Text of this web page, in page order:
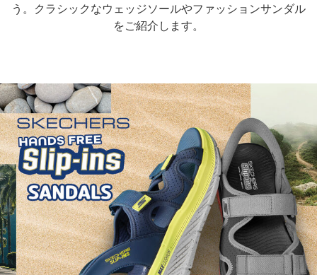
う。クラシックなウェッジソールやファッションサンダル
をご紹介します。